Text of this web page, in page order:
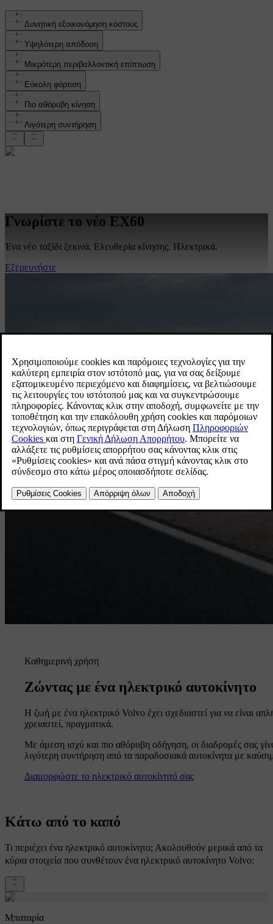
Δυνητική εξοικονόμηση κόστους
Υψηλότερη απόδοση
Μικρότερη περιβαλλοντική επίπτωση
Εύκολη φόρτιση
Πιο αθόρυβη κίνηση
Λιγότερη συντήρηση
Γνωρίστε το νέο EX60
Ένα νέο ταξίδι ξεκινά. Ελευθερία κίνησης. Ηλεκτρικά.
Εξερευνήστε
Καθημερινή χρήση
Ζώντας με ένα ηλεκτρικό αυτοκίνητο
Η ζωή με ένα ηλεκτρικό Volvo έχει σχεδιαστεί για να είναι
χρειαστεί, πραγματικά.
Με άμεση ισχύ και πιο αθόρυβη οδήγηση, οι διαδρομές σας
λιγότερη συντήρηση από τα παραδοσιακά αυτοκίνητα με
Διαμορφώστε το ηλεκτρικό αυτοκίνητό σας
Κάτω από το καπό
Τι περιέχει ένα ηλεκτρικό αυτοκίνητο; Ακολουθούν μερικά από τα
κύρια στοιχεία που συνθέτουν ένα ηλεκτρικό αυτοκίνητο Volvo:
Μπαταρία